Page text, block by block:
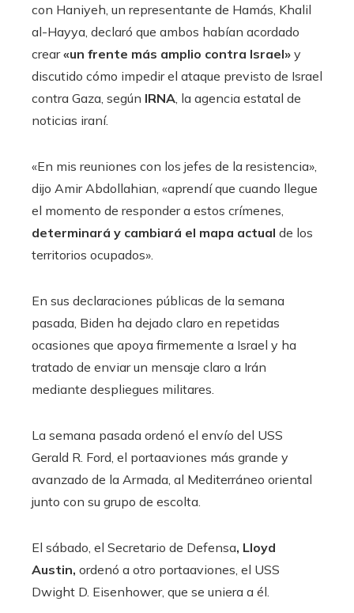
con Haniyeh, un representante de Hamás, Khalil
al-Hayya, declaró que ambos habían acordado
crear«un frente más amplio contra Israel» y
discutido cómo impedir el ataque previsto de Israel
contra Gaza, según IRNA , la agencia estatal de
noticias iraní.
«En mis reuniones con los jefes de la resistencia»,
dijo Amir Abdollahian, «aprendí que cuando llegue
el momento de responder a estos crímenes,
determinará y cambiará el mapa actual de los
territorios ocupados».
En sus declaraciones públicas de la semana
pasada, Biden ha dejado claro en repetidas
ocasiones que apoya firmemente a Israel y ha
tratado de enviar un mensaje claro a Irán
mediante despliegues militares.
La semana pasada ordenó el envío del USS
Gerald R. Ford, el portaaviones más grande y
avanzado de la Armada, al Mediterráneo oriental
junto con su grupo de escolta.
El sábado, el Secretario de Defensa, Lloyd
Austin, ordenó a otro portaaviones, el USS
Dwight D. Eisenhower, que se uniera a él.